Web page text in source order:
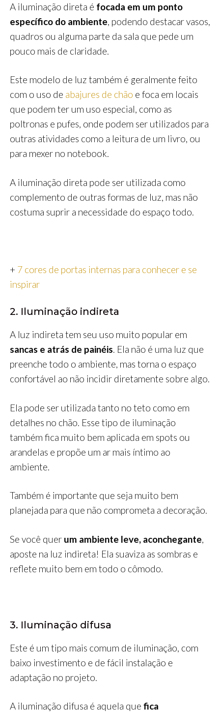
A iluminação direta é focada em um ponto
específico do ambiente , podendo destacar vasos,
quadros ou alguma parte da sala que pede um
pouco mais de claridade.
Este modelo de luz também é geralmente feito
com o uso de abajures de chão e foca em locais
que podem ter um uso especial, como as
poltronas e pufes, onde podem ser utilizados para
outras atividades como a leitura de um livro, ou
para mexer no notebook.
A iluminação direta pode ser utilizada como
complemento de outras formas de luz, mas não
costuma suprir a necessidade do espaço todo.
+ 7 cores de portas internas para conhecer e se
inspirar
2. Iluminação indireta
A luz indireta tem seu uso muito popular em
sancas e atrás de painéis. Ela não é uma luz que
preenche todo o ambiente, mas torna o espaço
confortável ao não incidir diretamente sobre algo.
Ela pode ser utilizada tanto no teto como em
detalhes no chão. Esse tipo de iluminação
também fica muito bem aplicada em spots ou
arandelas e propõe um ar mais íntimo ao
ambiente.
Também é importante que seja muito bem
planejada para que não comprometa a decoração.
Se você quer um ambiente leve, aconchegante
aposte na luz indireta! Ela suaviza as sombras e
reflete muito bem em todo o cômodo.
3. Iluminação difusa
Este é um tipo mais comum de iluminação, com
baixo investimento e de fácil instalação e
adaptação no projeto.
A iluminação difusa é aquela que fica